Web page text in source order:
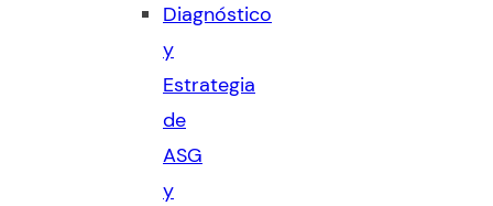
Diagnóstico
y
Estrategia
de
ASG
y